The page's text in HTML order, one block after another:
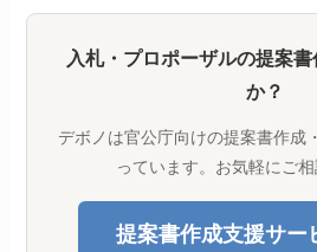
入札・プロポーザルの提案
か？
デボノは官公庁向けの提案書作成
っています。お気軽にご相
提案書作成支援サー